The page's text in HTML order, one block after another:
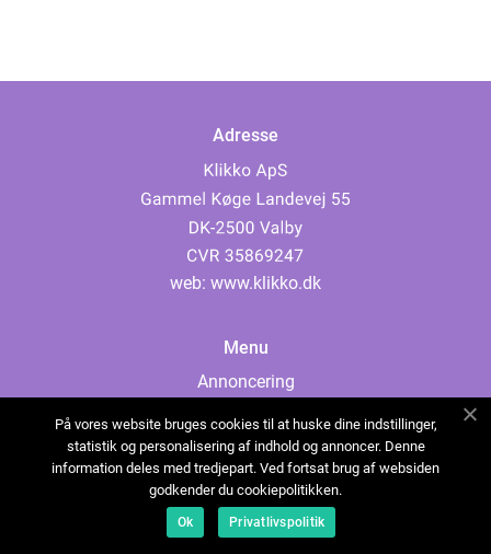
Adresse
web: www.klikko.dk
Menu
Annoncering
Cookies
Kontakt os
Sitemap
På vores website bruges cookies til at huske dine indstillinger,
statistik og personalisering af indhold og annoncer. Denne
information deles med tredjepart. Ved fortsat brug af websiden
godkender du cookiepolitikken.
Ok Privatlivspolitik